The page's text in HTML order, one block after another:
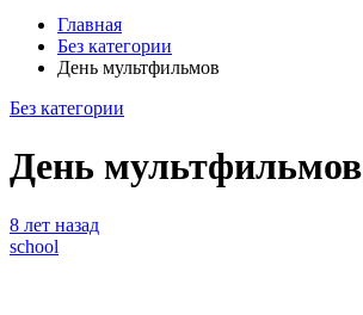
Главная
Без категории
День мультфильмов
Без категории
День мультфильмов
8 лет назад
school